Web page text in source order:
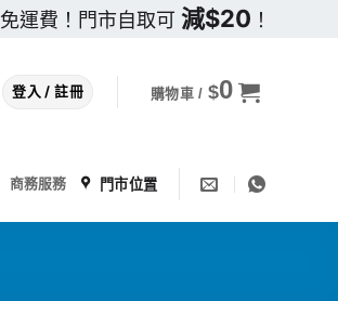
免運費！門市自取可 減$20 ！
登入 / 註冊 購物車 / $0
商務服務 門市位置